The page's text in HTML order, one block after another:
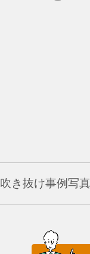
吹き抜け事例写